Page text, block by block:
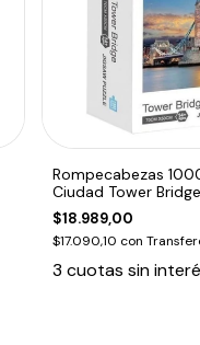
Rompecabezas
Ciudad Tower
$18.989,00
$17.090,10 con
3 cuotas sin